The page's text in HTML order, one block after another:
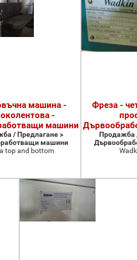
машина -
-
машини
/ Предлагане >
машини
top and bottom
Фреза -
Продажба